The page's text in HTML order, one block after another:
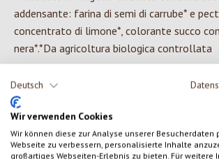
Deutsch
Wir verwenden Cookies
Wir können diese zur Analyse unserer Besucherdaten
Webseite zu verbessern, personalisierte Inhalte
großartiges Webseiten-Erlebnis zu bieten. Für weitere
addensante: farina di semi di carrube* e
concentrato di limone*, colorante succo
nera*.*Da agricoltura biologica controllata
0 von 0 Bewertungen